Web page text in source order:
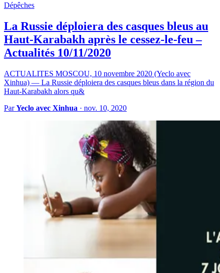
Dépêches
La Russie déploiera des casques bleus au
Haut-Karabakh après le cessez-le-feu –
Actualités 10/11/2020
ACTUALITES MOSCOU, 10 novembre 2020 (Yeclo avec
Xinhua) — La Russie déploiera des casques bleus dans la région du
Haut-Karabakh alors qu&
ParYeclo avec Xinhua · nov. 10, 2020